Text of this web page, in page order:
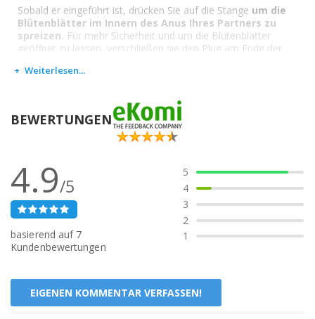
Sobald er eingeführt ist, drücken Sie auf die Stange um die
Blütenblätter im Innern des Anus Ihres Partners zu
spreizen. Für mehr Sicherheit und um die Blütenblätter
geöffnet zu lassen, verschließen sie den Plug am Ende der
++> Ihr Sklave wird explodieren vor Lust
Inklusive 1 Hängeschloss und 3 Schlüssel
14 cm Gesamtlänge
Durchmesser der geschlossenen Blumenzwiebel: 4,5cm
Maximaler Durchmesser der geöffneten Blumenzwiebel
6,8 cm
Weiterlesen...
BEWERTUNGEN
4.9/5
basierend auf 7
Kundenbewertungen
5
4
3
2
1
EIGENEN KOMMENTAR VERFASSEN!